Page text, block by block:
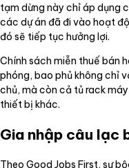
tạm dừng này chỉ áp dụng
các dự án đã đi vào hoạt
đó sẽ tiếp tục hưởng lợi.
Chính sách miễn thuế bán
phóng, bao phủ không chỉ
chủ, mà còn cả tủ rack
thiết bị khác.
Gia nhập câu lạc
Theo Good Jobs First, sự